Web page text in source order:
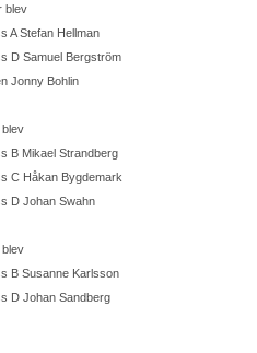
blev
A Stefan Hellman
D Samuel Bergström
Jonny Bohlin
blev
B Mikael Strandberg
C Håkan Bygdemark
D Johan Swahn
blev
B Susanne Karlsson
D Johan Sandberg